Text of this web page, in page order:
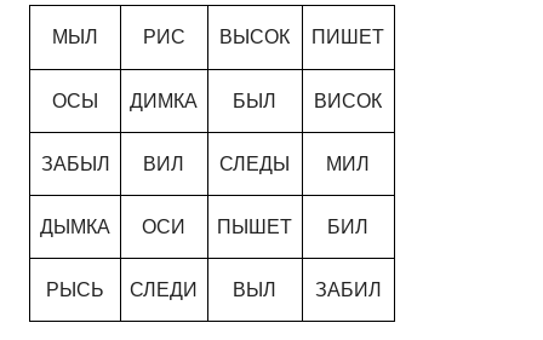
МЫЛ РИС ВЫСОК ПИШЕТ
ОСЫ ДИМКА БЫЛ ВИСОК
ЗАБЫЛ ВИЛ СЛЕДЫ МИЛ
ДЫМКА ОСИ ПЫШЕТ БИЛ
РЫСЬ СЛЕДИ ВЫЛ ЗАБИЛ